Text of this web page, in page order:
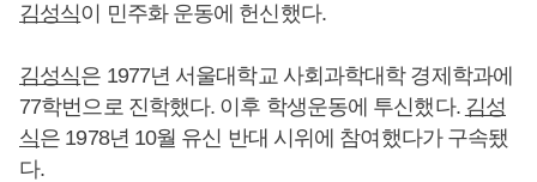
김성식이 민주화 운동에 헌신했다.
김성식은 1977년 서울대학교 사회과학대학 경제학과에
77학번으로 진학했다. 이후 학생운동에 투신했다. 김성
식은 1978년 10월 유신 반대 시위에 참여했다가 구속됐
다.